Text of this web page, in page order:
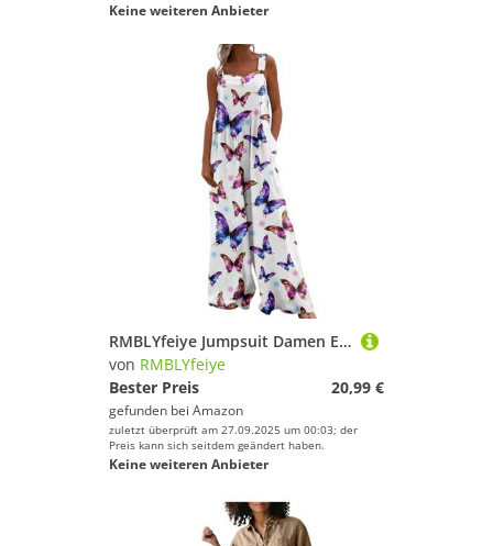
Keine weiteren Anbieter
RMBLYfeiye Jumpsuit Damen Eng Schwarzer Overall Quadratischer Hals Schmetterlingsdruck Mit Taschen Ärmelloser Spaghetti Onesie Latzhose Weiß
von RMBLYfeiye
Bester Preis
20,99 €
gefunden bei Amazon
zuletzt überprüft am 27.09.2025 um 00:03; der
Preis kann sich seitdem geändert haben.
Keine weiteren Anbieter